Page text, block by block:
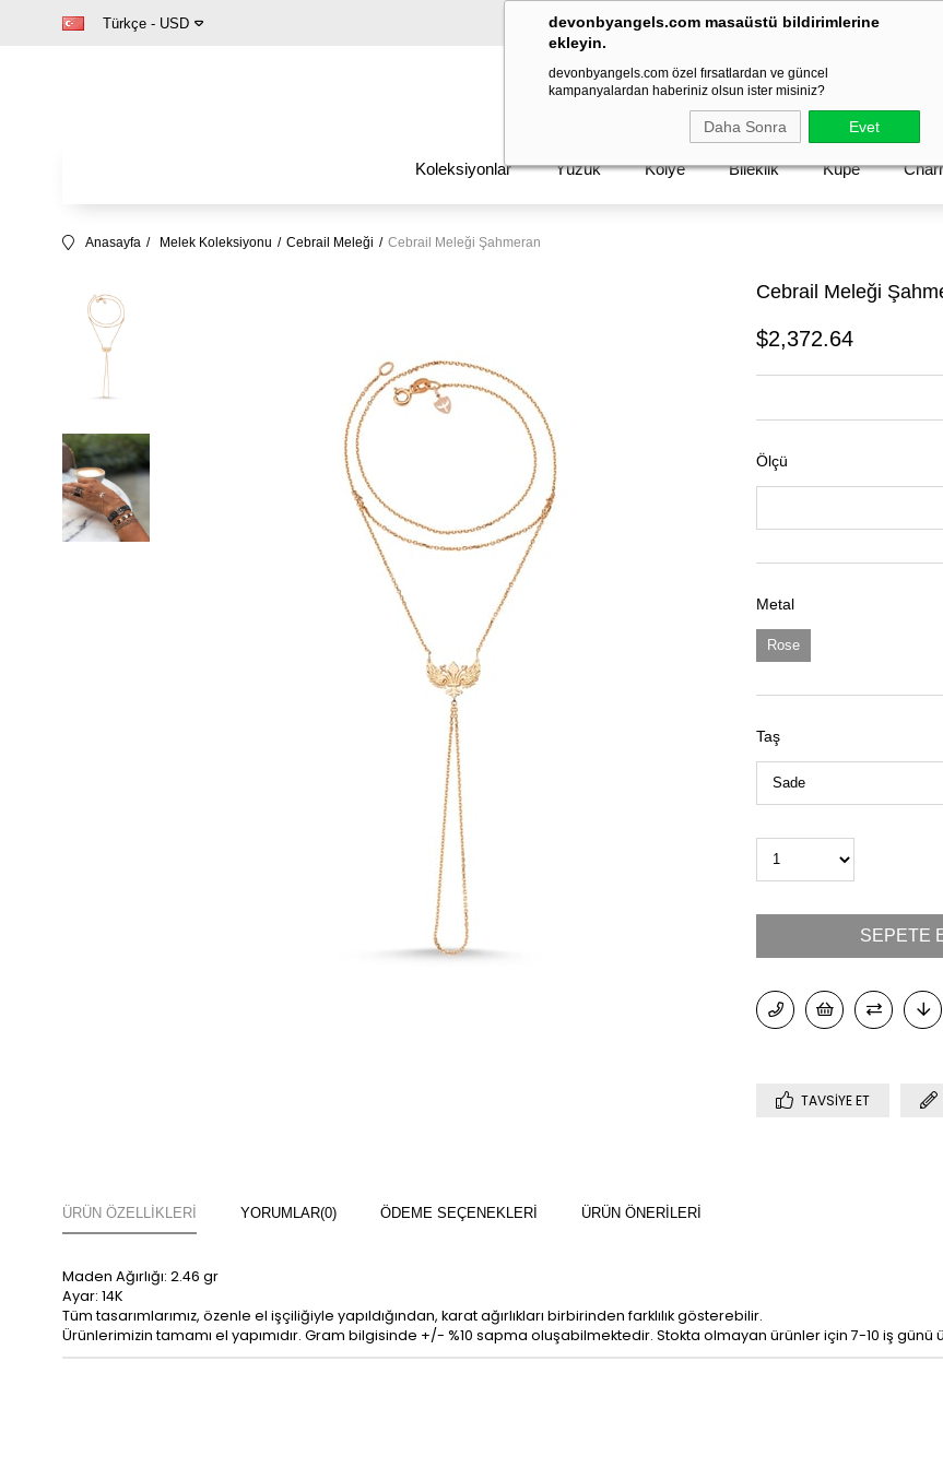
devonbyangels.com masaüstü bildirimlerine
ekleyin.
devonbyangels.com özel fırsatlardan ve güncel
kampanyalardan haberiniz olsun ister misiniz?
Daha Sonra Evet
Göz Fotoğrafı Randevunu Al
Türkçe - USD
Koleksiyonlar Yüzük Kolye Bileklik Küpe
Anasayfa Melek Koleksiyonu Cebrail Meleği Cebrail Meleği Şahmeran
Cebrail Meleği
$2,372.64
Ölçü
Metal
Rose
Taş
TAVSIYE ET
ÜRÜN ÖZELLIKLERI YORUMLAR(0) ÖDEME SEÇENEKLERI ÜRÜN ÖNERILERI
Maden Ağırlığı: 2.46 gr
Ayar: 14K
Tüm tasarımlarımız, özenle el işçiliğiyle yapıldığından, karat ağırlıkları birbirinden farklılık gösterebilir.
Ürünlerimizin tamamı el yapımıdır. Gram bilgisinde +/- %10 sapma oluşabilmektedir. Stokta olmayan ürünler için 7-10 iş